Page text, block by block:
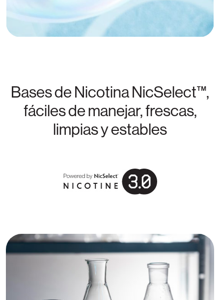
Bases de Nicotina NicSelect™,
fáciles de manejar, frescas,
limpias y estables